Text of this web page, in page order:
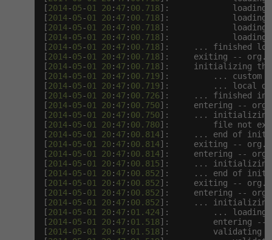
[2014-05-01 20: 47 : 00.718]:             loading
[2014-05-01 20: 47 : 00.718]:             loading
[2014-05-01 20: 47 : 00.718]:             loading
[2014-05-01 20: 47 : 00.718]:             loading
[2014-05-01 20: 47 : 00.718]:     ... finished
[2014-05-01 20: 47 : 00.718]:     exiting --
[2014-05-01 20: 47 : 00.718]:     initializing the
[2014-05-01 20: 47 : 00.719]:         ... custom
[2014-05-01 20: 47 : 00.719]:         ... local
[2014-05-01 20: 47 : 00.726]:     ... finished
[2014-05-01 20: 47 : 00.750]:     entering --
[2014-05-01 20: 47 : 00.750]:     ... initializing
[2014-05-01 20: 47 : 00.780]:         file not
[2014-05-01 20: 47 : 00.814]:     ... end of
[2014-05-01 20: 47 : 00.814]:     exiting --
[2014-05-01 20: 47 : 00.814]:     entering --
[2014-05-01 20: 47 : 00.815]:     ... initializing
[2014-05-01 20: 47 : 00.852]:     ... end of
[2014-05-01 20: 47 : 00.852]:     exiting --
[2014-05-01 20: 47 : 00.852]:     entering --
[2014-05-01 20: 47 : 00.852]:     ... initializing
[2014-05-01 20: 47 : 01.424]:         ... loading
[2014-05-01 20: 47 : 01.518]:         entering --
[2014-05-01 20: 47 : 01.518]:         validating